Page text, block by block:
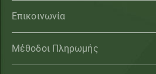
Επικοινωνία
Μέθοδοι Πληρωμής